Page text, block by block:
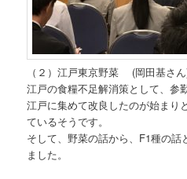
（２）江戸東京野菜 (岡田基さ
江戸の食糧不足解消策として、参
江戸に集めて改良したのが始まり
ているそうです。
そして、野菜の話から、F1種の話
ました。